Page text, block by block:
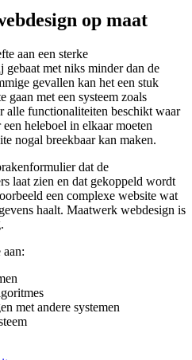
op maat
aan een sterke
met niks minder dan de
gevallen kan het een stuk
gaan met een systeem zoals
alle functionaliteiten beschikt waar
heleboel in elkaar moeten
nogal breekbaar kan maken.
dat de
laat zien en dat gekoppeld wordt
een complexe website wat
haalt. Maatwerk webdesign is
met andere systemen